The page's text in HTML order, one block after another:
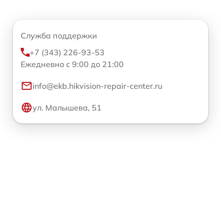
Служба поддержки
+7 (343) 226-93-53
Ежедневно с 9:00 до 21:00
info@ekb.hikvision-repair-center.ru
ул. Малышева, 51